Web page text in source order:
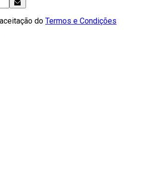
do Termos e Condições